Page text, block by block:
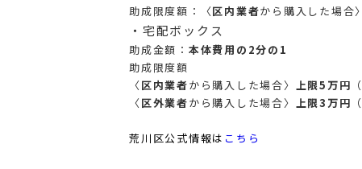
助成限度額：〈区内業者から購入した場合〉
・宅配ボックス
助成金額： 本体費用の2分の1
助成限度額
〈 区内業者から購入した場合〉 上限5万円 （
〈 区外業者から購入した場合〉 上限3万円 （
荒川区公式情報は こちら